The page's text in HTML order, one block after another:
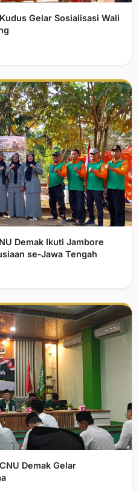
Gelar Sosialisasi Wali
Demak Ikuti Jambore
se-Jawa Tengah
Demak Gelar